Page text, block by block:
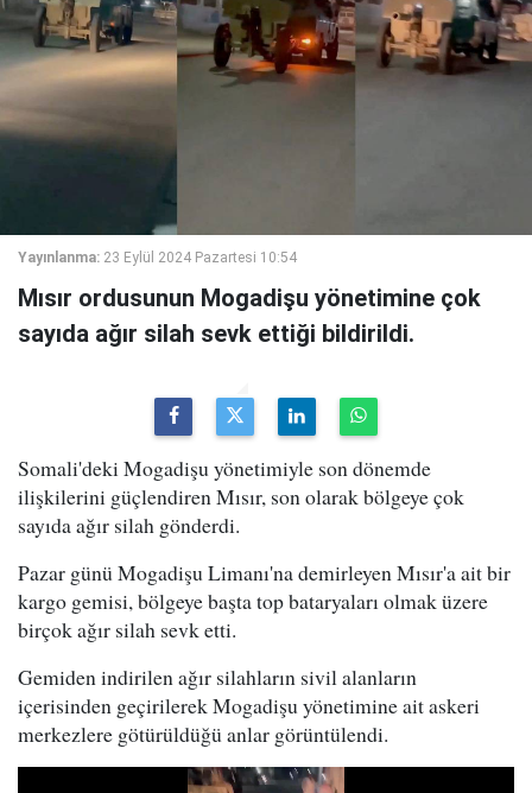
Yayınlanma: 23 Eylül 2024 Pazartesi 10:54
Mısır ordusunun Mogadişu yönetimine çok
sayıda ağır silah sevk ettiği bildirildi.
Somali'deki Mogadişu yönetimiyle son dönemde
ilişkilerini güçlendiren Mısır, son olarak bölgeye çok
sayıda ağır silah gönderdi.
Pazar günü Mogadişu Limanı'na demirleyen Mısır'a ait bir
kargo gemisi, bölgeye başta top bataryaları olmak üzere
birçok ağır silah sevk etti.
Gemiden indirilen ağır silahların sivil alanların
içerisinden geçirilerek Mogadişu yönetimine ait askeri
merkezlere götürüldüğü anlar görüntülendi.